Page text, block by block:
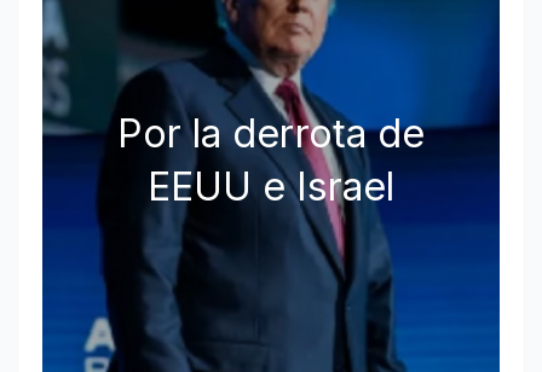
Por la derrota de
EEUU e Israel